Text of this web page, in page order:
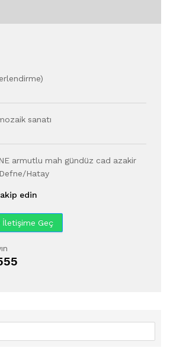
)
sanatı
armutlu mah gündüz cad azakir
Hatay
edin
Geç